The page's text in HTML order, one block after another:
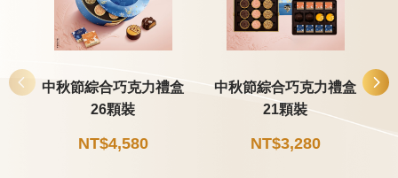
中秋節綜合巧克力禮盒
26顆裝
NT$4,580
中秋節綜合巧克力禮盒
21顆裝
NT$3,280